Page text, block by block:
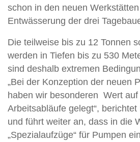
schon in den neuen
Entwässerung der drei
Die teilweise bis zu 12 Tonnen
werden in Tiefen bis zu 530
sind deshalb extremen
„Bei der Konzeption der neuen
haben wir besonderen Wert
Arbeitsabläufe gelegt“,
und führt weiter an, dass in die
„Spezialaufzüge“ für Pumpen